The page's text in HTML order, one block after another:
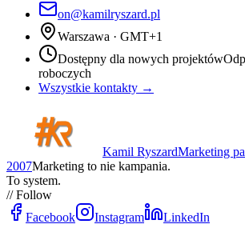
on@kamilryszard.pl
Warszawa · GMT+1
Dostępny dla nowych projektów
roboczych
Wszystkie kontakty →
Kamil RyszardMarketing
2007Marketing to nie kampania.
To system.
// Follow
Facebook
Instagram LinkedIn